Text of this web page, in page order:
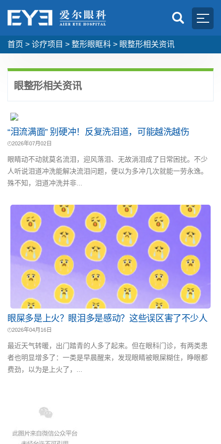
首页 > 诊疗项目 > 整形眼眶科 > 眼整形相关资讯
眼整形相关资讯
“泪流满面” 别硬冲！反复洗泪道，可能越洗越伤
2026年07月02日
眼睛动不动就莫名流泪，迎风落泪、无故淌泪成了日常困扰。不少
人听说泪道冲洗能解决流泪问题，便以为多冲几次就能一劳永逸。
殊不知，泪道冲洗并非...
眼屎多是上火？眼泪多是感动？这些误区害了不少人
2026年04月16日
最近天气转暖，出门踏青的人多了起来。但在眼科门诊，有两类患
者也明显增多了：一类是早晨醒来，发现眼睛被眼屎糊住，睁眼都
费劲，以为是上火了，...